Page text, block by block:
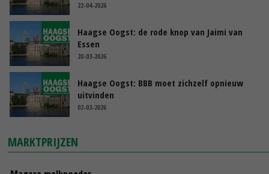
22-04-2026
Haagse Oogst: de rode knop van Jaimi van
Essen
20-03-2026
Haagse Oogst: BBB moet zichzelf opnieuw
uitvinden
02-03-2026
MARKTPRIJZEN